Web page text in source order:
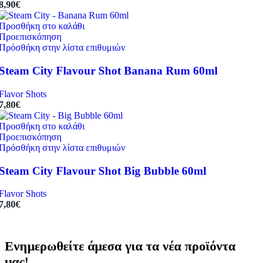
€
στο καλάθι
στην λίστα επιθυμιών
City Flavour Shot Banana Rum 60ml
Shots
€
στο καλάθι
στην λίστα επιθυμιών
City Flavour Shot Big Bubble 60ml
Shots
€
Ενημερωθείτε άμεσα για τα νέα προϊόντα